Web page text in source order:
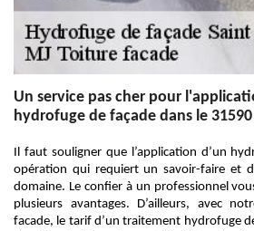
Un service pas cher pour
hydrofuge de façade dans le 31590
Il faut souligner que l’application d’un
opération qui requiert un savoir-faire et
domaine. Le confier à un professionnel
plusieurs avantages. D’ailleurs, avec
facade, le tarif d’un traitement hydrofuge